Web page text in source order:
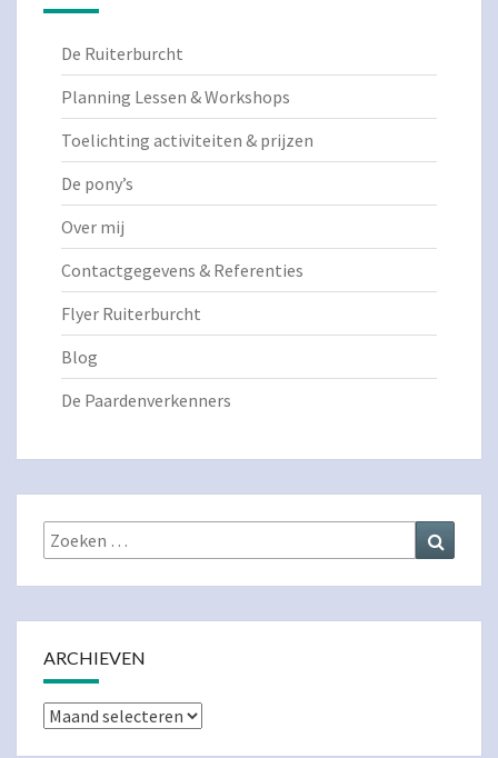
De Ruiterburcht
Planning Lessen & Workshops
Toelichting activiteiten & prijzen
De pony’s
Over mij
Contactgegevens & Referenties
Flyer Ruiterburcht
Blog
De Paardenverkenners
Zoeken
naar:
ARCHIEVEN
Archieven